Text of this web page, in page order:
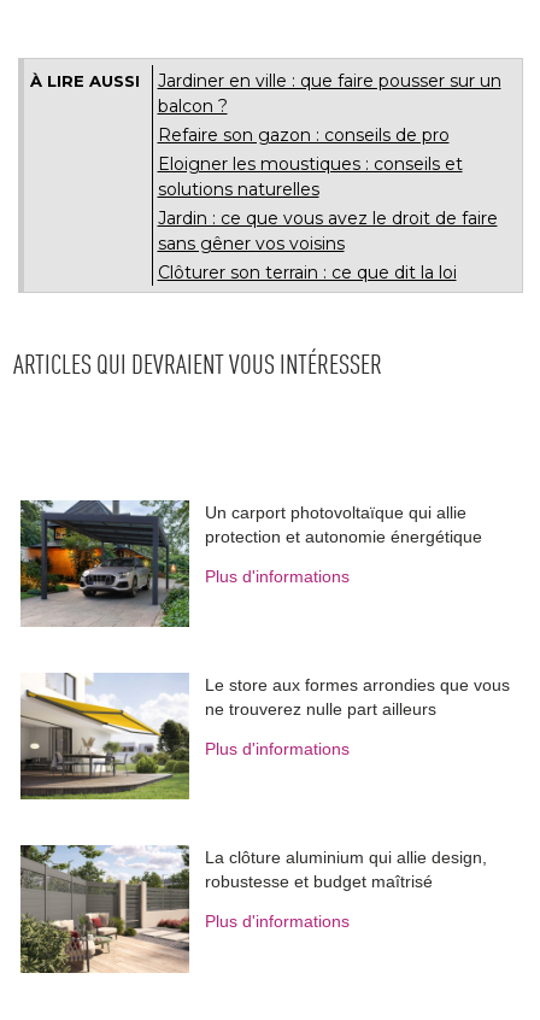
À LIRE AUSSI
Jardiner en ville : que faire pousser sur un
balcon ?
Refaire son gazon : conseils de pro
Eloigner les moustiques : conseils et
solutions naturelles
Jardin : ce que vous avez le droit de faire
sans gêner vos voisins
Clôturer son terrain : ce que dit la loi
ARTICLES QUI DEVRAIENT VOUS INTÉRESSER
Un carport photovoltaïque qui allie
protection et autonomie énergétique
Plus d'informations
Le store aux formes arrondies que vous
ne trouverez nulle part ailleurs
Plus d'informations
La clôture aluminium qui allie design,
robustesse et budget maîtrisé
Plus d'informations